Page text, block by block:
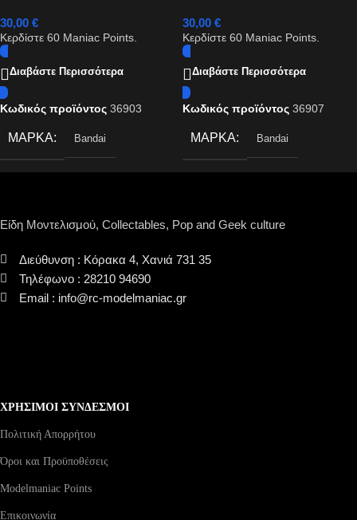
30,00 €
Κερδίστε 60 Maniac Points.
Διαβάστε Περισσότερα
Κωδικός προϊόντος 36903
ΜΆΡΚΑ Bandai
30,00 €
Κερδίστε 60 Maniac Points.
Διαβάστε Περισσότερα
Κωδικός προϊόντος 36907
ΜΆΡΚΑ Bandai
Είδη Μοντελισμού, Collectables, Pop and Geek culture
Διεύθυνση : Κόρακα 4, Χανιά 731 35
Τηλέφωνο : 28210 94690
Email : info@rc-modelmaniac.gr
ΧΡΗΣΙΜΟΙ ΣΥΝΔΕΣΜΟΙ
Πολιτική Απορρήτου
Όροι και Προϋποθέσεις
Modelmaniac Points
Επικοινωνία